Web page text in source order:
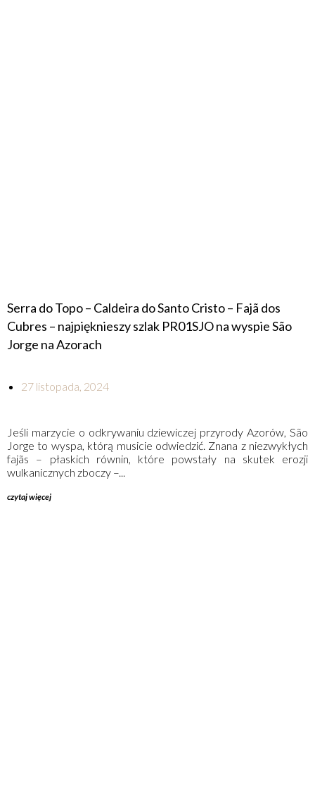
Serra do Topo – Caldeira do Santo Cristo – Fajã dos
Cubres – najpięknieszy szlak PR01SJO na wyspie São
Jorge na Azorach
27 listopada, 2024
Jeśli marzycie o odkrywaniu dziewiczej przyrody Azorów, São
Jorge to wyspa, którą musicie odwiedzić. Znana z niezwykłych
fajãs – płaskich równin, które powstały na skutek erozji
wulkanicznych zboczy –...
czytaj więcej